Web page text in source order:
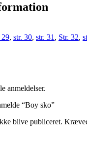
29, str. 30, str. 31 , Str. 32,
anmeldelser.
“Boy sko”
blive publiceret.